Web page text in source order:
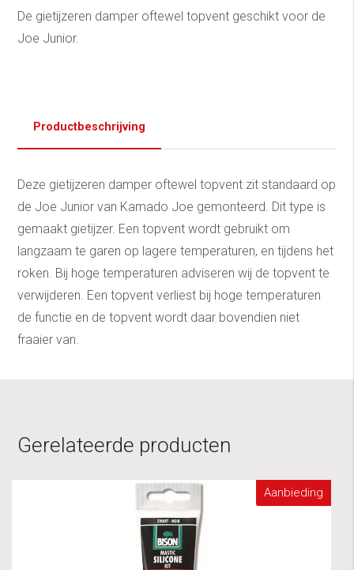
De gietijzeren damper oftewel topvent geschikt voor de
Joe Junior.
Productbeschrijving
Deze gietijzeren damper oftewel topvent zit standaard op
de Joe Junior van Kamado Joe gemonteerd. Dit type is
gemaakt gietijzer. Een topvent wordt gebruikt om
langzaam te garen op lagere temperaturen, en tijdens het
roken. Bij hoge temperaturen adviseren wij de topvent te
verwijderen. Een topvent verliest bij hoge temperaturen
de functie en de topvent wordt daar bovendien niet
fraaier van.
Gerelateerde producten
Aanbieding